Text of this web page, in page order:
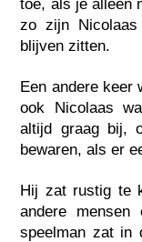
toe, als je alleen
zo zijn
blijven zitten.
Een andere keer
ook Nicolaas
altijd graag bij,
bewaren, als er
Hij zat rustig te
andere
speelman zat in